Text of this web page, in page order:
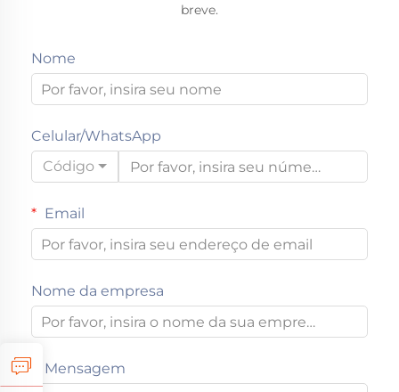
breve.
Nome
Celular/WhatsApp
Código
Email
Nome da empresa
Mensagem